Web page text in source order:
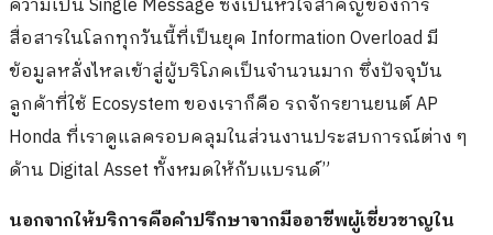
ความเป็น Single Message ซึ่งเป็นหัวใจสำคัญของการ
สื่อสารในโลกทุกวันนี้ที่เป็นยุค Information Overload มี
ข้อมูลหลั่งไหลเข้าสู่ผู้บริโภคเป็นจำนวนมาก ซึ่งปัจจุบัน
ลูกค้าที่ใช้ Ecosystem ของเราก็คือ รถจักรยานยนต์ AP
Honda ที่เราดูแลครอบคลุมในส่วนงานประสบการณ์ต่าง ๆ
ด้าน Digital Asset ทั้งหมดให้กับแบรนด์”
นอกจากให้บริการคือคำปรึกษาจากมืออาชีพผู้เชี่ยวชาญใน